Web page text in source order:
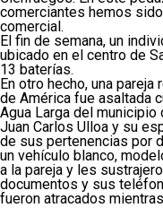
comerciantes hemos
comercial.
El fin de semana, un
ubicado en el centro de
13 baterías.
En otro hecho, una
de América fue asaltada
Agua Larga del municipio
Juan Carlos Ulloa y su
de sus pertenencias por
un vehículo blanco,
a la pareja y les
documentos y sus
fueron atracados